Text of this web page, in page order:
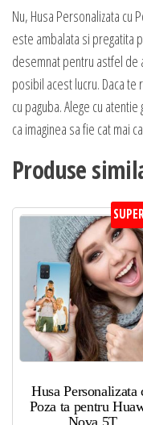
Nu, Husa Personalizata cu
este ambalata si pregatita
desemnat pentru astfel de
posibil acest lucru. Daca te
cu paguba. Alege cu
ca imaginea sa fie cat mai
Produse
Husa Personalizata
Poza ta pentru
Nova 5T